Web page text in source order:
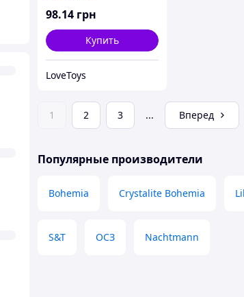
98.14 грн
Купить
LoveToys
1 2 3 ... Вперед
Популярные производители
Bohemia Crystalite Bohemia
S&T ОСЗ Nachtmann